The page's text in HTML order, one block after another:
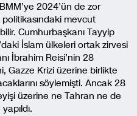
2024’ün de zor
mevcut
Cumhurbaşkanı Tayyip
İslam ülkeleri ortak zirvesi
İbrahim Reisi’nin 28
Gazze Krizi üzerine birlikte
söylemişti. Ancak 28
üzerine ne Tahran ne de